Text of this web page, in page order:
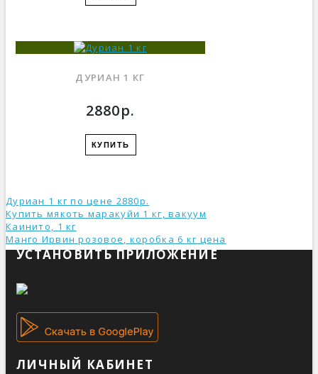
ДУРИАН 1 КГ
2880р.
КУПИТЬ
Дуриан 1 кг по цене 2880р.
Купить мякоть маракуйи 1 кг, вакуум
Каинито, 1 кг
Манго Ирвин розовое, коробка 6 кг ценa
УСТАНОВИТЬ ПРИЛОЖЕНИЕ
ЛИЧНЫЙ КАБИНЕТ